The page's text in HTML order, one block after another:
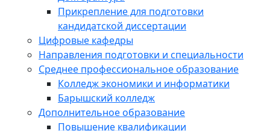
Прикрепление для подготовки
кандидатской диссертации
Цифровые кафедры
Направления подготовки и специальности
Среднее профессиональное образование
Колледж экономики и информатики
Барышский колледж
Дополнительное образование
Повышение квалификации